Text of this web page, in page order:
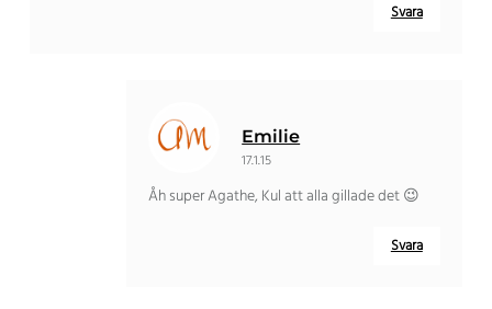
Svara
Emilie
17.1.15
Åh super Agathe, Kul att alla gillade det 😉
Svara